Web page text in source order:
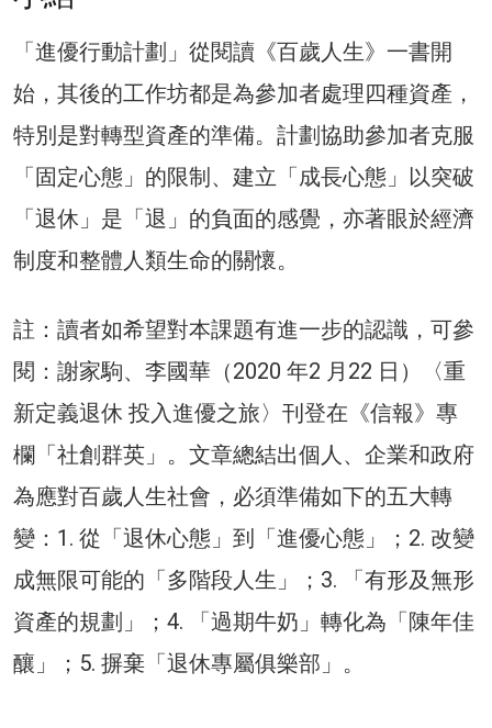
「進優行動計劃」從閱讀《百歲人生》一書開
始，其後的工作坊都是為參加者處理四種資產，
特別是對轉型資產的準備。計劃協助參加者克服
「固定心態」的限制、建立「成長心態」以突破
「退休」是「退」的負面的感覺，亦著眼於經濟
制度和整體人類生命的關懷。
註：讀者如希望對本課題有進一步的認識，可參
閱：謝家駒、李國華（2020 年2 月22 日）〈重
新定義退休 投入進優之旅〉刊登在《信報》專
欄「社創群英」。文章總結出個人、企業和政府
為應對百歲人生社會，必須準備如下的五大轉
變：1. 從「退休心態」到「進優心態」；2. 改變
成無限可能的「多階段人生」；3. 「有形及無形
資產的規劃」；4. 「過期牛奶」轉化為「陳年佳
釀」；5. 摒棄「退休專屬俱樂部」。